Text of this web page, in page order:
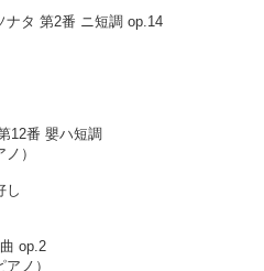
ナタ 第2番 ニ短調 op.14
12番 嬰ハ短調
）
し
op.2
ノ）